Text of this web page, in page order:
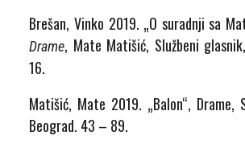
Brešan, Vinko 2019. „O suradnji sa
Drame, Mate Matišić, Službeni
16.
Matišić, Mate 2019. „Balon“, Drame,
Beograd. 43 – 89.